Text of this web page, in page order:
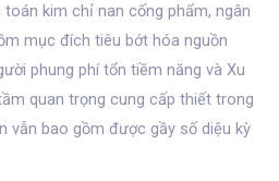
kim chỉ nan cống phẩm, ngân
mục đích tiêu bớt hóa nguồn
phung phí tổn tiềm năng và Xu
quan trọng cung cấp thiết trong
vẫn bao gồm được gầy số diệu kỳ